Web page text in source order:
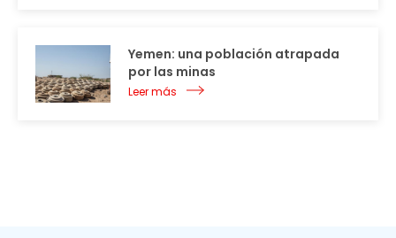
Yemen: una población atrapada
por las minas
Leer más